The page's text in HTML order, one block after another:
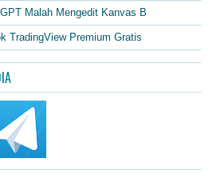
Malah Mengedit Kanvas B
TradingView Premium Gratis